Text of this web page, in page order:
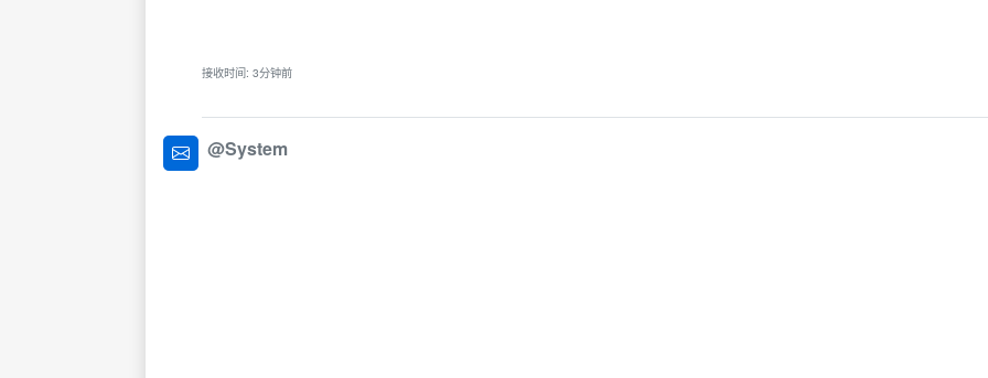
接收时间: 3分钟前
@System